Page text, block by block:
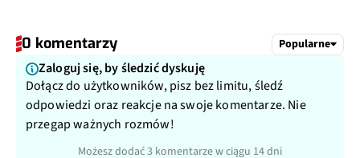
0 komentarzy Popularne
Zaloguj się, by śledzić dyskuję
Dołącz do użytkowników, pisz bez limitu, śledź
odpowiedzi oraz reakcje na swoje komentarze. Nie
przegap ważnych rozmów!
Możesz dodać 3 komentarze w ciągu 14 dni